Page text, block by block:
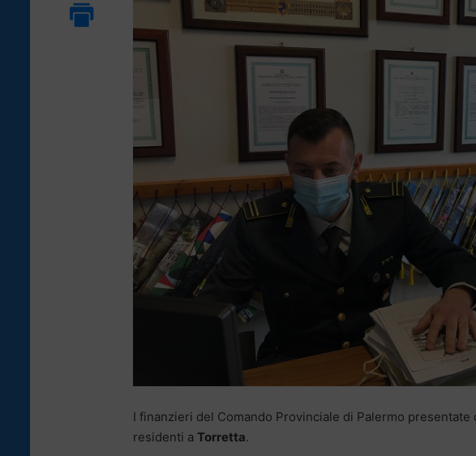
I finanzieri del Comando Provinciale di Palermo presentate
residenti a Torretta.